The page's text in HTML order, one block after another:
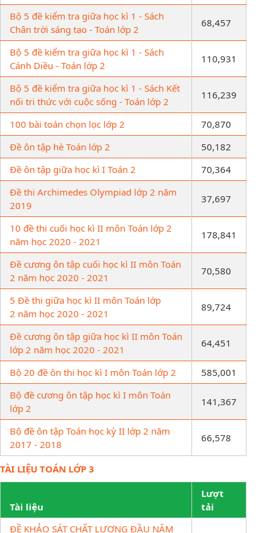
Bộ 5 đề kiểm tra giữa học kì 1 - Sách
Chân trời sáng tạo - Toán lớp 2
68,457
Bộ 5 đề kiểm tra giữa học kì 1 - Sách
Cánh Diều - Toán lớp 2
110,931
Bộ 5 đề kiểm tra giữa học kì 1 - Sách Kết
nối tri thức với cuộc sống - Toán lớp 2
116,239
100 bài toán chọn lọc lớp 2
70,870
Đề ôn tập hè Toán lớp 2
50,182
Đề ôn tập giữa học kì I Toán 2
70,364
Đề thi Archimedes Olympiad lớp 2 năm
2019
37,697
10 đề thi cuối học kì II môn Toán lớp 2
năm học 2020 - 2021
178,841
Đề cương ôn tập cuối học kì II môn Toán
2 năm học 2020 - 2021
70,580
5 Đề thi giữa học kì II môn Toán lớp
2 năm học 2020 - 2021
89,724
Đề cương ôn tập giữa học kì II môn Toán
lớp 2 năm học 2020 - 2021
64,451
Bộ 20 đề ôn thi học kì I môn Toán lớp 2
585,001
Bộ đề cương ôn tập học kì I môn Toán
lớp 2
141,367
Bộ đề ôn tập Toán học kỳ II lớp 2 năm
2017 - 2018
66,578
TÀI LIỆU TOÁN LỚP 3
Tài liệu
Lượt
tải
ĐỀ KHẢO SÁT CHẤT LƯỢNG ĐẦU NĂM